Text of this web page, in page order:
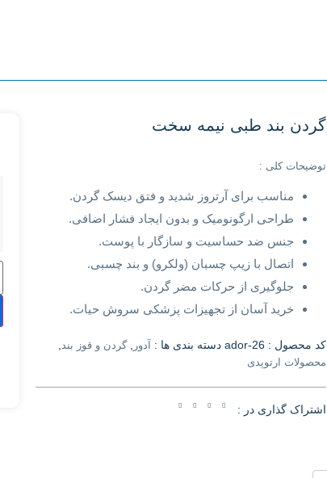
گردن بند طبی نیمه سخت
توضیحات کلی :
مناسب برای آرتروز شدید و فتق دیسک گردن.
طراحی ارگونومیک و بدون ایجاد فشار اضافی.
جنس ضد حساسیت و سازگار با پوست.
اتصال با زیپ چسبان (ولکرو) و بند چسبی.
جلوگیری از حرکات مضر گردن.
خرید آسان از تجهیزات پزشکی سروش حیات.
کد محصول : ador-26 دسته بندی ها : آدور ,گردن و قوز بند
محصولات ارتوپدی
اشتراک گذاری در :